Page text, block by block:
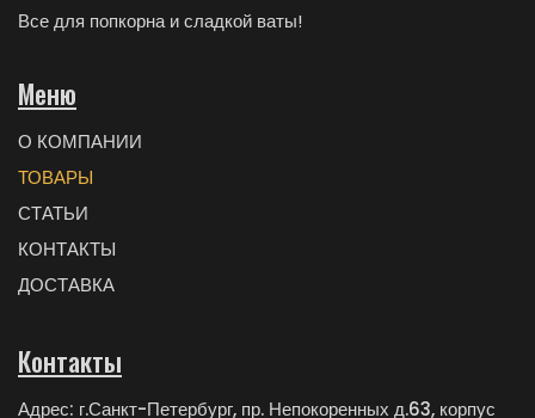
Все для попкорна и сладкой ваты!
Меню
О КОМПАНИИ
ТОВАРЫ
СТАТЬИ
КОНТАКТЫ
ДОСТАВКА
Контакты
Адрес: г.Санкт-Петербург, пр. Непокоренных д.63, корпус